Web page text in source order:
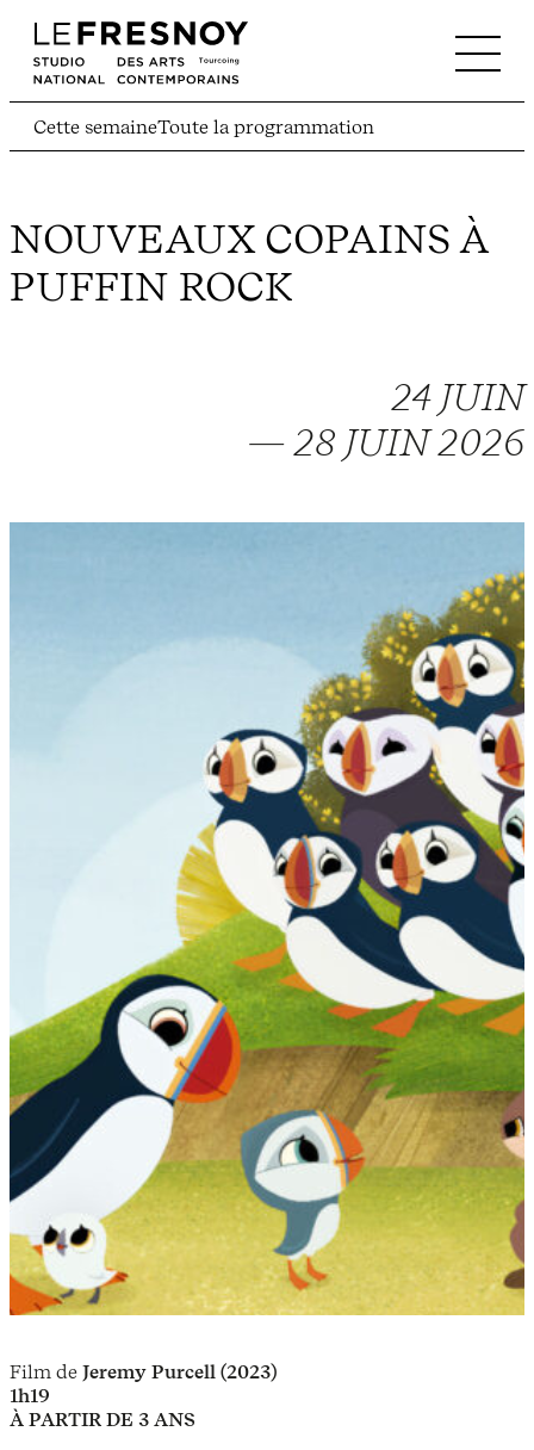
Cette semaineToute la programmation
NOUVEAUX COPAINS À
PUFFIN ROCK
24 JUIN
— 28 JUIN 2026
Film de Jeremy Purcell (2023)
1h19
À PARTIR DE 3 ANS